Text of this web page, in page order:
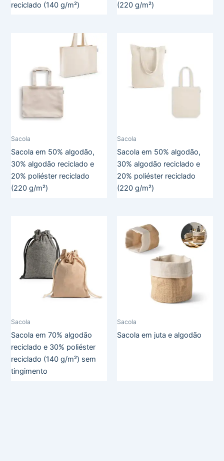
reciclado (140 g/m²)
(220 g/m²)
Sacola
Sacola em 50% algodão,
30% algodão reciclado e
20% poliéster reciclado
(220 g/m²)
Sacola
Sacola em 50% algodão,
30% algodão reciclado e
20% poliéster reciclado
(220 g/m²)
Sacola
Sacola em 70% algodão
reciclado e 30% poliéster
reciclado (140 g/m²) sem
tingimento
Sacola
Sacola em juta e algodão